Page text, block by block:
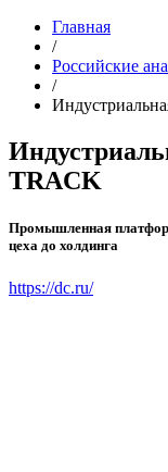
Главная
/
Российские
/
TRACK
Промышленная
цеха до холдинга
https://dc.ru/